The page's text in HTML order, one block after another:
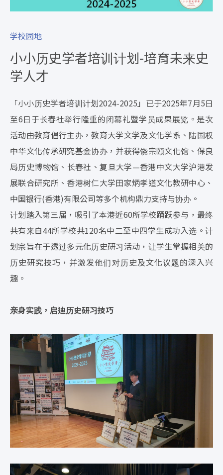
学校园地
小小历史学者培训计划-培育未来史
学人才
「小小历史学者培训计划2024-2025」已于2025年7月5日
至6日于长春社举行隆重的闭幕礼暨学员成果展览。是次
活动由教育倡行主办，教育大学文学及文化学系、陆国权
中华文化传承研究基金协办，并获得饶宗颐文化馆、保良
局历史博物馆、长春社、复旦大学—香港中文大学沪港发
展联合研究所、香港树仁大学田家炳孝道文化教研中心、
中国银行(香港)有限公司等多个机构鼎力支持与协办。
计划踏入第三届，吸引了本港近60所学校踊跃参与，最终
共有来自44所学校共120名中二至中四学生成功入选。计
划宗旨在于透过多元化历史研习活动，让学生掌握相关的
历史研究技巧，并激发他们对历史及文化议题的深入兴
趣。
亲身实践，启迪历史研习技巧